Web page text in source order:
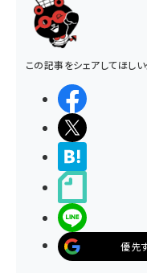
この記事をシェアしてほしい
優先